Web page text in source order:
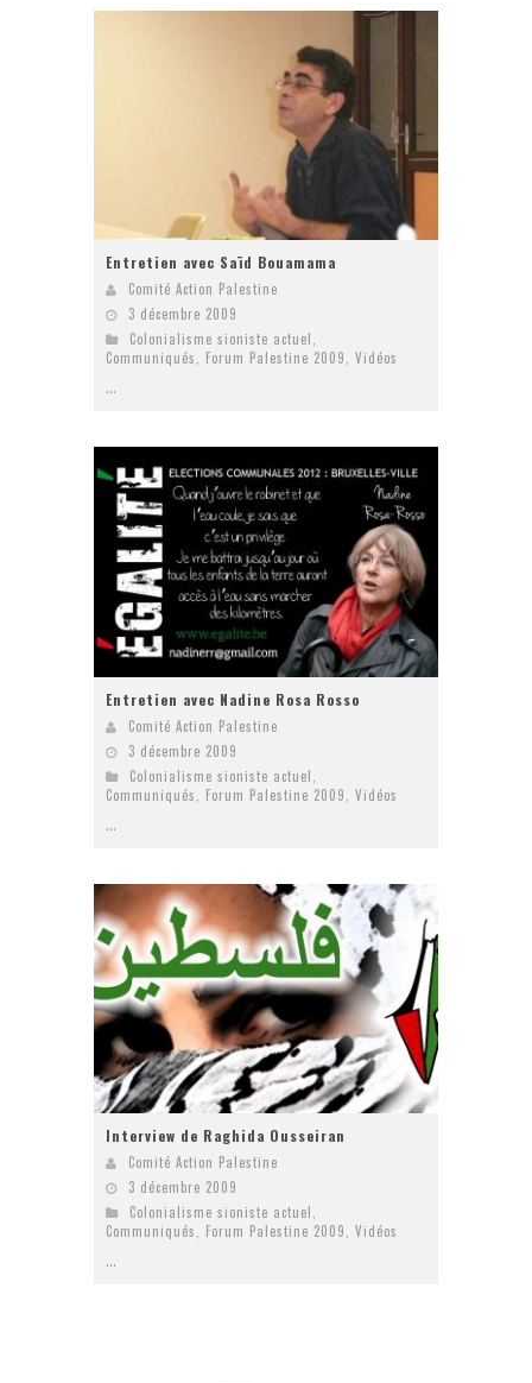
Entretien avec Saïd Bouamama
Comité Action Palestine
3 décembre 2009
Colonialisme sioniste actuel,
Communiqués, Forum Palestine 2009, Vidéos
...
Entretien avec Nadine Rosa Rosso
Comité Action Palestine
3 décembre 2009
Colonialisme sioniste actuel
Communiqués
Forum Palestine 2009 Vidéos
...
Interview de Raghida Ousseiran
Comité Action Palestine
3 décembre 2009
Colonialisme sioniste actuel
Communiqués
Forum Palestine 2009 Vidéos
...